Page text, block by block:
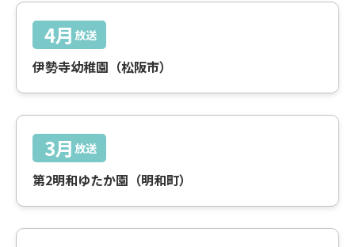
4月 放送
伊勢寺幼稚園（松阪市）
3月 放送
第2明和ゆたか園（明和町）